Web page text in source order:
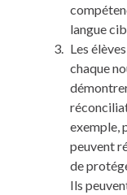
langue
Les
chaque
exemple,
peuvent
de
Ils